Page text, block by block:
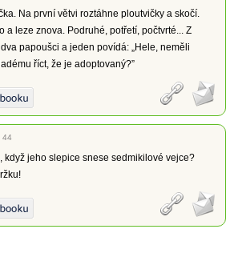
Na první větvi roztáhne ploutvičky a skočí.
a leze znova. Podruhé, potřetí, počtvrté... Z
papoušci a jeden povídá: „Hele, neměli
říct, že je adoptovaný?”
44
když jeho slepice snese sedmikilové vejce?